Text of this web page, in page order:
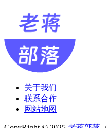
关于我们
联系合作
网站地图